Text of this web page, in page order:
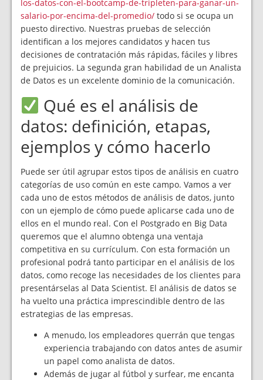
los-datos-con-el-bootcamp-de-tripleten-para-ganar-un-
salario-por-encima-del-promedio/ todo si se ocupa un
puesto directivo. Nuestras pruebas de selección
identifican a los mejores candidatos y hacen tus
decisiones de contratación más rápidas, fáciles y libres
de prejuicios. La segunda gran habilidad de un Analista
de Datos es un excelente dominio de la comunicación.
Qué es el análisis de
datos: definición, etapas,
ejemplos y cómo hacerlo
Puede ser útil agrupar estos tipos de análisis en cuatro
categorías de uso común en este campo. Vamos a ver
cada uno de estos métodos de análisis de datos, junto
con un ejemplo de cómo puede aplicarse cada uno de
ellos en el mundo real. Con el Postgrado en Big Data
queremos que el alumno obtenga una ventaja
competitiva en su currículum. Con esta formación un
profesional podrá tanto participar en el análisis de los
datos, como recoge las necesidades de los clientes para
presentárselas al Data Scientist. El análisis de datos se
ha vuelto una práctica imprescindible dentro de las
estrategias de las empresas.
A menudo, los empleadores querrán que tengas
experiencia trabajando con datos antes de asumir
un papel como analista de datos.
Además de jugar al fútbol y surfear, me encanta